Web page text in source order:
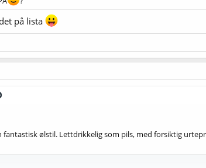
på lista
fantastisk ølstil. Lettdrikkelig som pils, med forsiktig